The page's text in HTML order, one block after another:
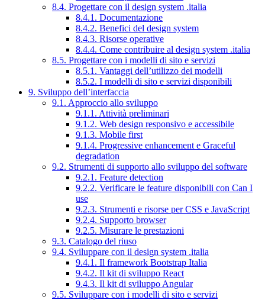
8.4. Progettare con il design system .italia
8.4.1. Documentazione
8.4.2. Benefici del design system
8.4.3. Risorse operative
8.4.4. Come contribuire al design system .italia
8.5. Progettare con i modelli di sito e servizi
8.5.1. Vantaggi dell’utilizzo dei modelli
8.5.2. I modelli di sito e servizi disponibili
9. Sviluppo dell’interfaccia
9.1. Approccio allo sviluppo
9.1.1. Attività preliminari
9.1.2. Web design responsivo e accessibile
9.1.3. Mobile first
9.1.4. Progressive enhancement e Graceful
degradation
9.2. Strumenti di supporto allo sviluppo del software
9.2.1. Feature detection
9.2.2. Verificare le feature disponibili con Can I
use
9.2.3. Strumenti e risorse per CSS e JavaScript
9.2.4. Supporto browser
9.2.5. Misurare le prestazioni
9.3. Catalogo del riuso
9.4. Sviluppare con il design system .italia
9.4.1. Il framework Bootstrap Italia
9.4.2. Il kit di sviluppo React
9.4.3. Il kit di sviluppo Angular
9.5. Sviluppare con i modelli di sito e servizi